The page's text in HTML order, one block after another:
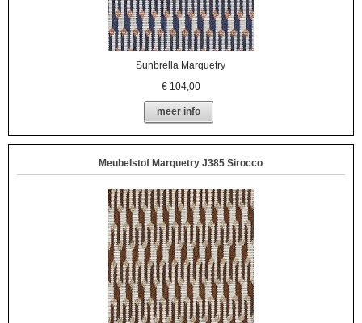
Sunbrella Marquetry
€ 104,00
meer info
Meubelstof Marquetry J385 Sirocco